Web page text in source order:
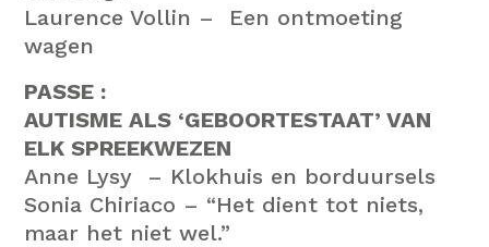
Laurence Vollin –
Een ontmoeting
wagen
PASSE :
AUTISME ALS ‘GEBOORTESTAAT’ VAN
ELK SPREEKWEZEN
Anne Lysy – Klokhuis en borduursels
Sonia Chiriaco – “Het dient tot niets,
maar het niet wel.”